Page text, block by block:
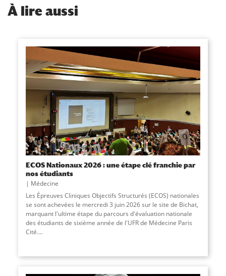
À lire aussi
ECOS Nationaux 2026 : une étape clé franchie par
nos étudiants
Médecine
Les Épreuves Cliniques Objectifs Structurés (ECOS) nationales
se sont achevées le mercredi 3 juin 2026 sur le site de Bichat,
marquant l'ultime étape du parcours d'évaluation nationale
des étudiants de sixième année de l'UFR de Médecine Paris
Cité....